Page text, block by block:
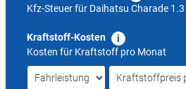
Kfz-Steuer für Daihatsu Charade 1.3
Kraftstoff-Kosten
Kosten für Kraftstoff pro Monat